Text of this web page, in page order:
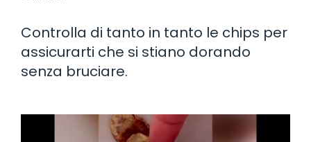
Controlla di tanto in tanto le chips per
assicurarti che si stiano dorando
senza bruciare.